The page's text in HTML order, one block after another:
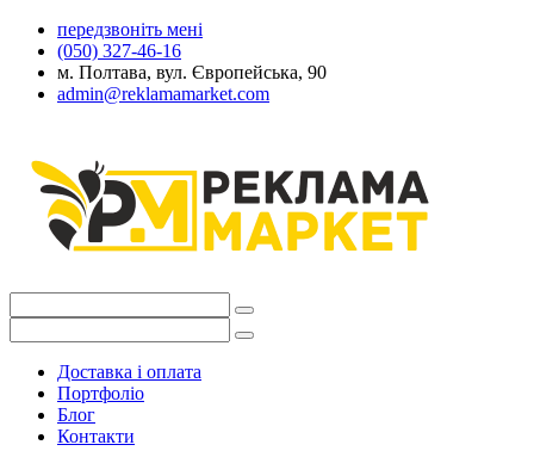
передзвоніть мені
(050) 327-46-16
м. Полтава, вул. Європейська, 90
admin@reklamamarket.com
Доставка і оплата
Портфоліо
Блог
Контакти